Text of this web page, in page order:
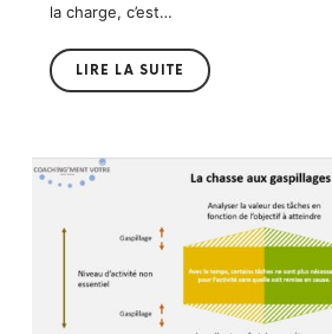
la charge, c’est…
LIRE LA SUITE